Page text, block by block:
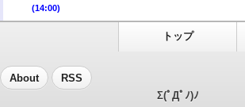
(14:00)
トップ
About RSS
Σ(ﾟДﾟﾉ)ﾉ